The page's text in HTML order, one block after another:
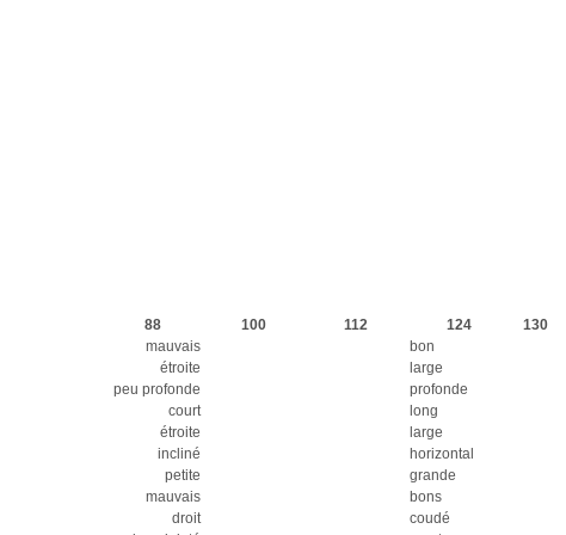
88
100 112 124
130
mauvais
bon
étroite
large
peu profonde
profonde
court
long
étroite
large
incliné
horizontal
petite
grande
mauvais
bons
droit
coudé